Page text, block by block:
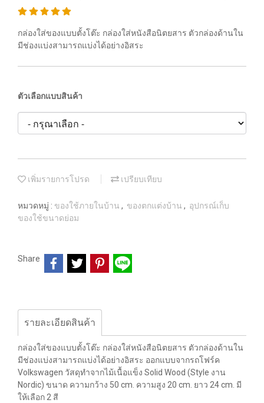
กล่องใส่ของแบบตั้งโต๊ะ กล่องใส่หนังสือนิตยสาร ตัวกล่องด้านใน
มีช่องแบ่งสามารถแบ่งได้อย่างอิสระ
ตัวเลือกแบบสินค้า
เพิ่มรายการโปรด เปรียบเทียบ
หมวดหมู่ : ของใช้ภายในบ้าน , ของตกแต่งบ้าน , อุปกรณ์เก็บ
ของใช้ขนาดย่อม
Share
รายละเอียดสินค้า
กล่องใส่ของแบบตั้งโต๊ะ กล่องใส่หนังสือนิตยสาร ตัวกล่องด้านใน
มีช่องแบ่งสามารถแบ่งได้อย่างอิสระ ออกแบบจากรถโฟร์ค
Volkswagen วัสดุทำจากไม้เนื้อแข็ง Solid Wood (Style งาน
Nordic) ขนาด ความกว้าง 50 cm. ความสูง 20 cm. ยาว 24 cm. มี
ให้เลือก 2 สี